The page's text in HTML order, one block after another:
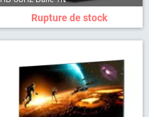
Rupture de stock